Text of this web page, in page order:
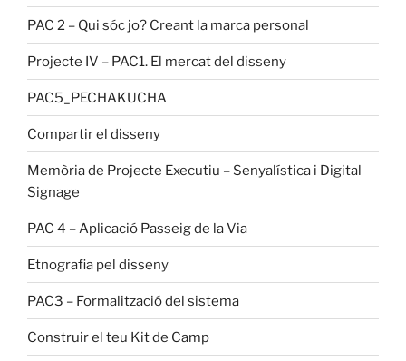
PAC 2 – Qui sóc jo? Creant la marca personal
Projecte IV – PAC1. El mercat del disseny
PAC5_PECHAKUCHA
Compartir el disseny
Memòria de Projecte Executiu – Senyalística i Digital
Signage
PAC 4 – Aplicació Passeig de la Via
Etnografia pel disseny
PAC3 – Formalització del sistema
Construir el teu Kit de Camp